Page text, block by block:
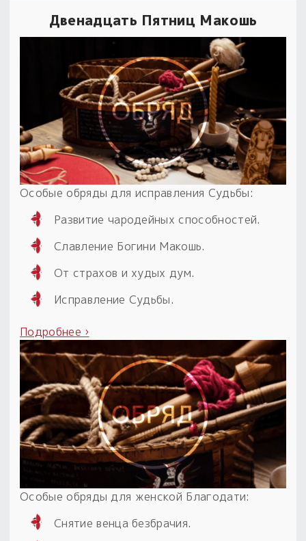
Двенадцать Пятниц Макошь
Особые обряды для исправления Судьбы:
Развитие чародейных способностей.
Славление Богини Макошь.
От страхов и худых дум.
Исправление Судьбы.
Подробнее ›
Особые обряды для женской Благодати:
Снятие венца безбрачия.